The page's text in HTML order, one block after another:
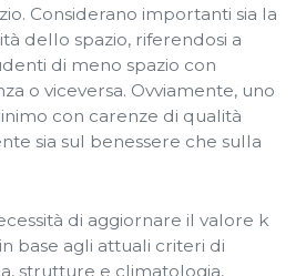
Considerano importanti sia la
dello spazio, riferendosi a
di meno spazio con
o viceversa. Ovviamente, uno
con carenze di qualità
sia sul benessere che sulla
di aggiornare il valore k
base agli attuali criteri di
strutture e climatologia,